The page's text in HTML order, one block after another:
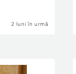
2 luni în urmă